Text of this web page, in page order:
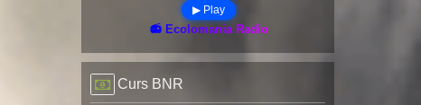
▶ Play
📻 Ecolomania Radio
Curs BNR